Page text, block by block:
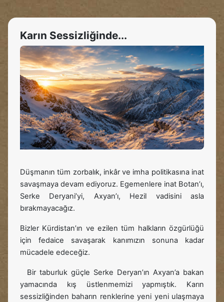
Karın Sessizliğinde...
Düşmanın tüm zorbalık, inkâr ve imha politikasına inat
savaşmaya devam ediyoruz. Egemenlere inat Botan’ı,
Serke Deryani’yi, Axyan’ı, Hezil vadisini asla
bırakmayacağız.
Bizler Kürdistan’ın ve ezilen tüm halkların özgürlüğü
için fedaice savaşarak kanımızın sonuna kadar
mücadele edeceğiz.
Bir taburluk güçle Serke Deryan’ın Axyan’a bakan
yamacında kış üstlenmemizi yapmıştık. Karın
sessizliğinden baharın renklerine yeni yeni ulaşmaya